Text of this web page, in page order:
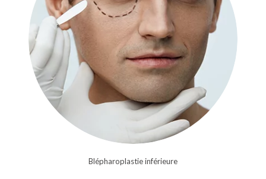
Blépharoplastie inférieure